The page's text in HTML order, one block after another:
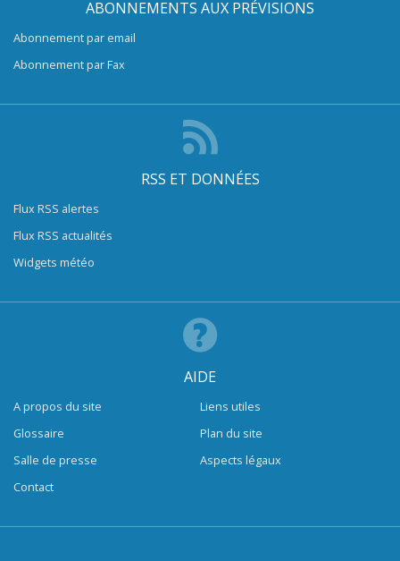
ABONNEMENTS AUX PRÉVISIONS
Abonnement par email
Abonnement par Fax
RSS ET DONNÉES
Flux RSS alertes
Flux RSS actualités
Widgets météo
AIDE
A propos du site
Glossaire
Salle de presse
Contact
Liens utiles
Plan du site
Aspects légaux